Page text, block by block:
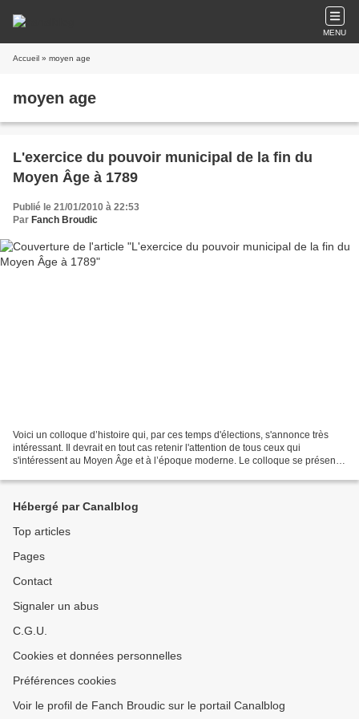
MENU
Accueil » moyen age
moyen age
L'exercice du pouvoir municipal de la fin du
Moyen Âge à 1789
Publié le 21/01/2010 à 22:53
Par Fanch Broudic
Voici un colloque d’histoire qui, par ces temps d'élections, s'annonce très
intéressant. Il devrait en tout cas retenir l'attention de tous ceux qui
s'intéressent au Moyen Âge et à l’époque moderne. Le colloque se présente
Hébergé par Canalblog
Top articles
Pages
Contact
Signaler un abus
C.G.U.
Cookies et données personnelles
Préférences cookies
Voir le profil de Fanch Broudic sur le portail Canalblog